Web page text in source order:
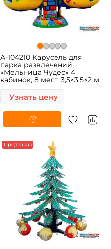
A-104210 Карусель для
парка развлечений
«Мельница Чудес» 4
кабинок, 8 мест, 3,5×3,5×2 м
Узнать цену
Предзаказ